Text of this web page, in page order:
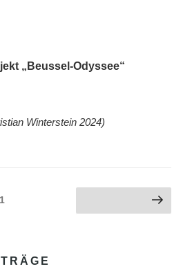
„Beussel-Odyssee“
Winterstein 2024)
1 Nächste Seite